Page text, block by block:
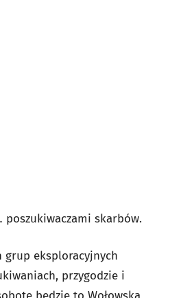
skarbów.
grup eksploracyjnych
przygodzie i